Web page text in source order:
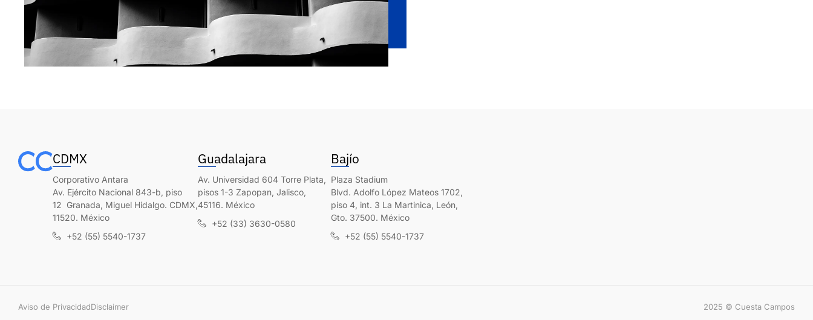
CDMX
Corporativo Antara
Av. Ejército Nacional 843-b, piso
12 Granada, Miguel Hidalgo. CDMX,
11520. México
+52 (55) 5540-1737
Guadalajara
Av. Universidad 604 Torre Plata,
pisos 1-3 Zapopan, Jalisco,
45116. México
+52 (33) 3630-0580
Bajío
Plaza Stadium
Blvd. Adolfo López Mateos 1702,
piso 4, int. 3 La Martinica, León,
Gto. 37500. México
+52 (55) 5540-1737
Aviso de PrivacidadDisclaimer 2025 © Cuesta Campos